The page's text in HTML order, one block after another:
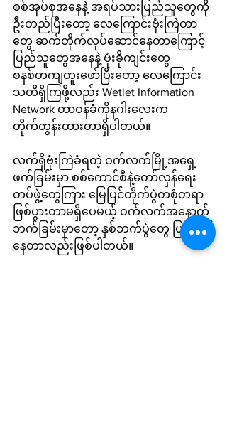
စစ်အုပ်စုအနေနဲ့ အရပ်သားပြည်သူတွေကို
ဦးတည်ပြီးတော့ လေကြောင်းဗုံးကြဲတာ
တွေ ဆက်တိုက်လုပ်ဆောင်နေတာကြောင့်
ပြည်သူတွေအနေနဲ့ ဗုံးခိုကျင်းတွေ
စနစ်တကျတူးဖော်ပြီးတော့ လေကြောင်း
သတိရှိကြဖို့လည်း Wetlet Information
Network တာဝန်ခံကိုနဂါးလေးက
တိုက်တွန်းထားတာရှိပါတယ်။
လက်ရှိဗုံးကြဲခံရတဲ့ ဝက်လက်မြို့အရှေ့
ဖက်ခြမ်းမှာ စစ်ကောင်စီနဲ့တော်လှန်ရေး
တပ်ဖွဲ့တွေကြား မြေပြင်တိုက်ပွဲတစုံတရာ
ဖြစ်ပွားတာမရှိပေမယ့် ဝက်လက်အနောက်
ဘက်ခြမ်းမှာတော့ နှစ်ဘက်ပွဲတွေ ပြင်းထန်
နေတာလည်းဖြစ်ပါတယ်။